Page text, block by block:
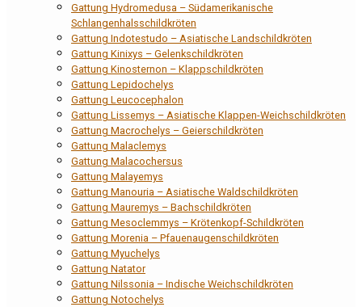
Gattung Hydromedusa – Südamerikanische
Schlangenhalsschildkröten
Gattung Indotestudo – Asiatische Landschildkröten
Gattung Kinixys – Gelenkschildkröten
Gattung Kinosternon – Klappschildkröten
Gattung Lepidochelys
Gattung Leucocephalon
Gattung Lissemys – Asiatische Klappen-Weichschildkröten
Gattung Macrochelys – Geierschildkröten
Gattung Malaclemys
Gattung Malacochersus
Gattung Malayemys
Gattung Manouria – Asiatische Waldschildkröten
Gattung Mauremys – Bachschildkröten
Gattung Mesoclemmys – Krötenkopf-Schildkröten
Gattung Morenia – Pfauenaugenschildkröten
Gattung Myuchelys
Gattung Natator
Gattung Nilssonia – Indische Weichschildkröten
Gattung Notochelys